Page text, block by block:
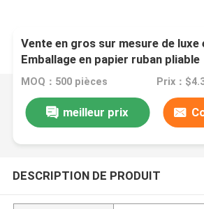
Vente en gros sur mesure de
Emballage en papier ruban pliable
MOQ：500 pièces
meilleur prix
DESCRIPTION DE PRODUIT